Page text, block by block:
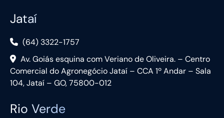
Jataí
(64) 3322-1757
Av. Goiás esquina com Veriano de Oliveira. – Centro
Comercial do Agronegócio Jataí – CCA 1º Andar – Sala
104, Jataí – GO, 75800-012
Rio Verde